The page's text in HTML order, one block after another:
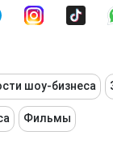
шоу-бизнеса
Фильмы